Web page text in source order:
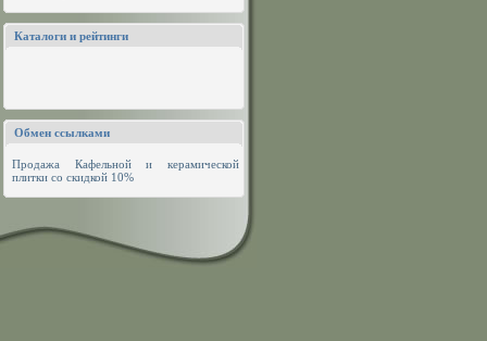
Каталоги и рейтинги
Обмен ссылками
Продажа Кафельной и керамической
плитки со скидкой 10%